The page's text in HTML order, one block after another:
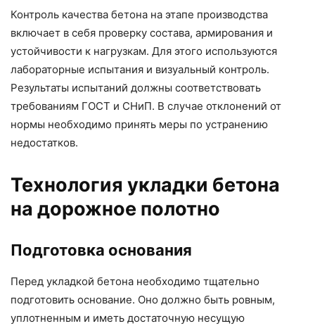
Контроль качества бетона на этапе производства
включает в себя проверку состава, армирования и
устойчивости к нагрузкам. Для этого используются
лабораторные испытания и визуальный контроль.
Результаты испытаний должны соответствовать
требованиям ГОСТ и СНиП. В случае отклонений от
нормы необходимо принять меры по устранению
недостатков.
Технология укладки бетона
на дорожное полотно
Подготовка основания
Перед укладкой бетона необходимо тщательно
подготовить основание. Оно должно быть ровным,
уплотненным и иметь достаточную несущую